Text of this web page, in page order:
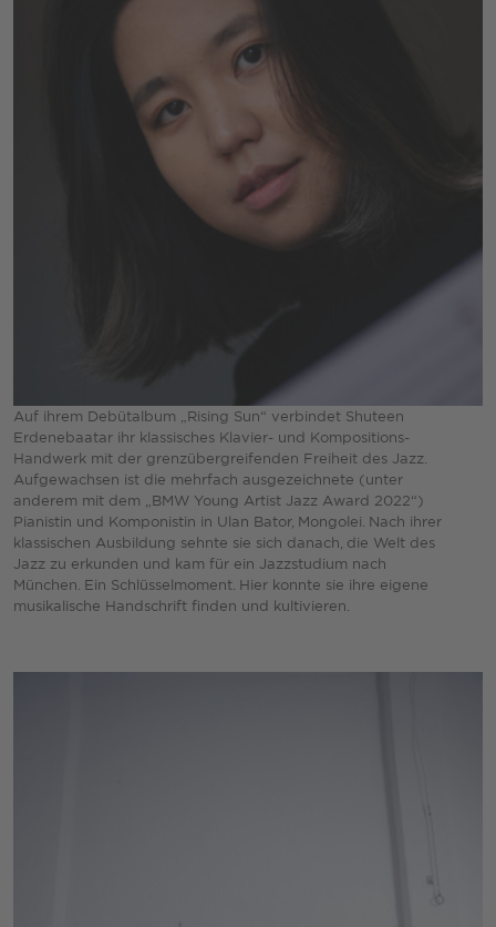
Auf ihrem Debütalbum „Rising Sun“ verbindet Shuteen
Erdenebaatar ihr klassisches Klavier- und Kompositions-
Handwerk mit der grenzübergreifenden Freiheit des Jazz.
Aufgewachsen ist die mehrfach ausgezeichnete (unter
anderem mit dem „BMW Young Artist Jazz Award 2022“)
Pianistin und Komponistin in Ulan Bator, Mongolei. Nach ihrer
klassischen Ausbildung sehnte sie sich danach, die Welt des
Jazz zu erkunden und kam für ein Jazzstudium nach
München. Ein Schlüsselmoment. Hier konnte sie ihre eigene
musikalische Handschrift finden und kultivieren.